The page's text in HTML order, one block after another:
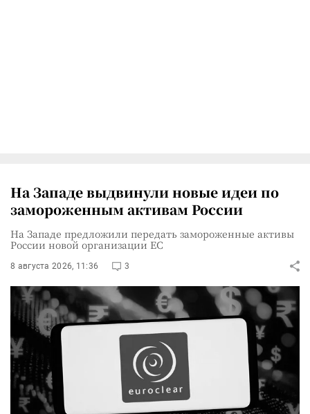
На Западе выдвинули новые идеи по
замороженным активам России
На Западе предложили передать замороженные активы
России новой организации ЕС
8 августа 2026, 11:36 3